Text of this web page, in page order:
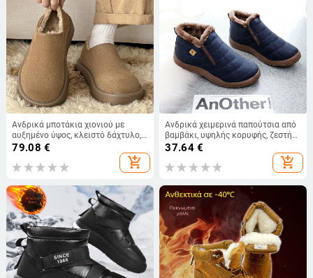
Ανδρικά μποτάκια χιονιού με
αυξημένο ύψος, κλειστό δάχτυλο,
επένδυση από τεχνητή γούνα,
επάνω μέρος Super Fiber, σόλα από
καουτσούκ αντοχής στη φθορά,
79.08 €
add_shopping_cart
Ανδρικά χειμερινά παπούτσια από
βαμβάκι, υψηλής κορυφής, ζεστή
επένδυση φλίς, χιονοπέδιλα με
ύφασμα ομπρέλας, ελαφριά για
ζευγάρια
37.64€
add_shopping_cart